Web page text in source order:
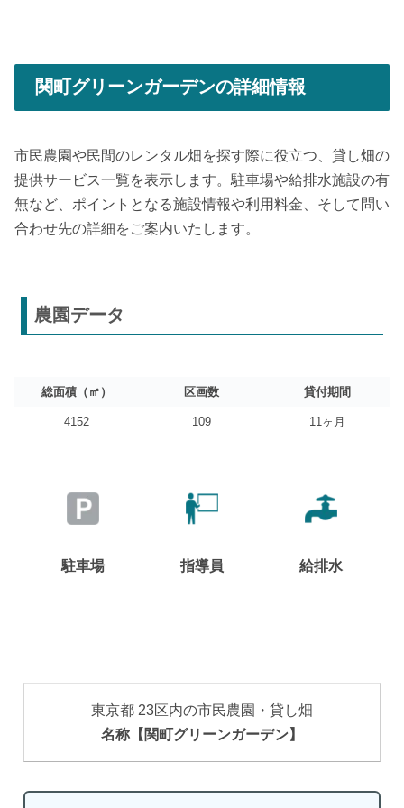
関町グリーンガーデンの詳細情報
市民農園や民間のレンタル畑を探す際に役立つ、貸し畑の
提供サービス一覧を表示します。駐車場や給排水施設の有
無など、ポイントとなる施設情報や利用料金、そして問い
合わせ先の詳細をご案内いたします。
農園データ
総面積（㎡） 区画数 貸付期間
4152 109 11ヶ月
駐車場 指導員 給排水
東京都 23区内の市民農園・貸し畑
名称【関町グリーンガーデン】